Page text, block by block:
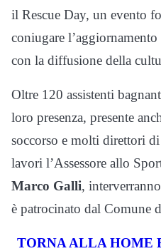
il Rescue Day, un evento
coniugare
con la diffusione della
Oltre 120 assistenti
loro presenza, presente
soccorso e molti direttori
lavori l’Assessore allo
Marco Galli,
è patrocinato dal Comune
TORNA ALLA HOME